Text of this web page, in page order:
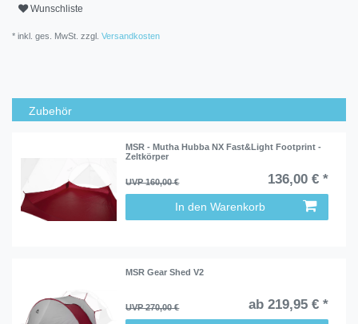
Wunschliste
* inkl. ges. MwSt. zzgl. Versandkosten
Zubehör
MSR - Mutha Hubba NX Fast&Light Footprint -
Zeltkörper
UVP 160,00 € 136,00 € *
In den Warenkorb
MSR Gear Shed V2
UVP 270,00 € ab 219,95 € *